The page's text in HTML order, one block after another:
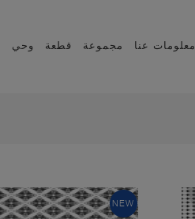
معلومات عنا مجموعة قطعة وحي
NEW